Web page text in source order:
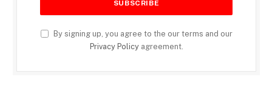
By signing up, you agree to the our terms and our
Privacy Policyagreement.